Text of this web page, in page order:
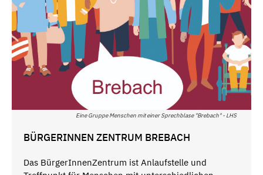
Eine Gruppe Menschen mit einer Sprechblase "Brebach" - LHS
BÜRGERINNEN ZENTRUM BREBACH
Das BürgerInnenZentrum ist Anlaufstelle und